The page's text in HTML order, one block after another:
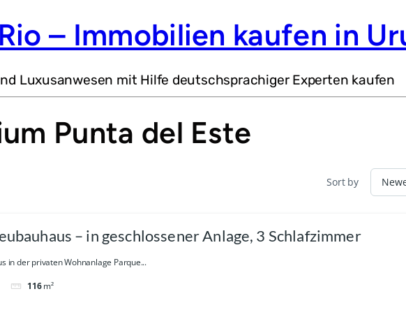
– Immobilien kaufen in
Luxusanwesen mit Hilfe deutschsprachiger Experten kaufen
Punta del Este
Sort by
– in geschlossener Anlage, 3 Schlafzimmer
in der privaten Wohnanlage Parque...
116m²